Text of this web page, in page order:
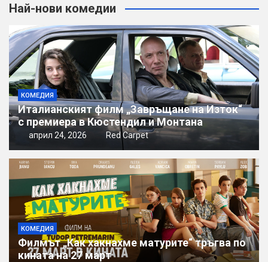
Най-нови комедии
КОМЕДИЯ
Италианският филм „Завръщане на Изток“
с премиера в Кюстендил и Монтана
април 24, 2026 Red Carpet
КОМЕДИЯ
Филмът „Как хакнахме матурите“ тръгва по
кината на 27 март